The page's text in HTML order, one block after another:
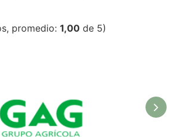
promedio: 1,00 de 5)